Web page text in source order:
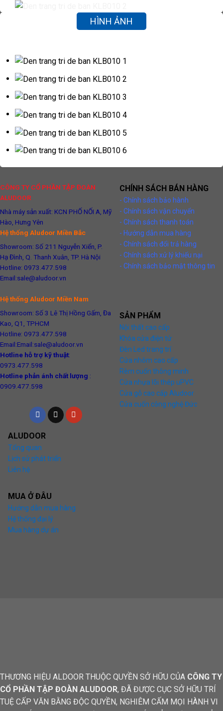
HÌNH ẢNH
CÔNG TY CỔ PHẦN TẬP ĐOÀN
ALUDOOR
Nhà máy sản xuất: KCN PHỐ NỐI A, Mỹ
Hào, Hưng Yên
Hệ thống Aludoor Miền Bắc
Showroom: Số 211 Nguyễn Xiển, P.
Hạ Đình, Q. Thanh Xuân, TP. Hà Nội
Hotline: 0973.477.598
Email:sale@aludoor.vn
Hệ thống Aludoor Miền Nam
Showroom: Số 3 Lê Thị Hồng Gấm, Đa
Kao, Q1, TPHCM
Hotline: 0973.477.598
Email:Email:sale@aludoor.vn
Hotline hỗ trợ kỹ thuật:
0973.477.598
Hotline phản ánh chất lượng :
0909.477.598
CHÍNH SÁCH BÁN HÀNG
- Chính sách bảo hành
- Chính sách vận chuyển
- Chính sách thanh toán
- Hướng dẫn mua hàng
- Chính sách đổi trả hàng
- Chính sách xử lý khiếu nại
- Chính sách bảo mật thông tin
SẢN PHẨM
Nội thất cao cấp
Khóa cửa điện tử
Đèn Led trang trí
Cửa nhôm cao cấp
Rèm cuốn thông minh
Cửa nhựa lõi thép uPVC
Cửa gỗ cao cấp Aludoor
Cửa cuốn công nghệ Đức
ALUDOOR
Tổng quan
Lịch sử phát triển
Liên hệ
MUA Ở ĐÂU
Hướng dẫn mua hàng
Hệ thống đại lý
Mua hàng dự án
THƯƠNG HIỆU ALDOOR THUỘC QUYỀN SỞ HỮU CỦA CÔNG TY
CỔ PHẦN TẬP ĐOÀN ALUDOOR, ĐÃ ĐƯỢC CỤC SỞ HỮU TRÍ
TUỆ CẤP VĂN BẰNG ĐỘC QUYỀN, NGHIÊM CẤM MỌI HÀNH VI